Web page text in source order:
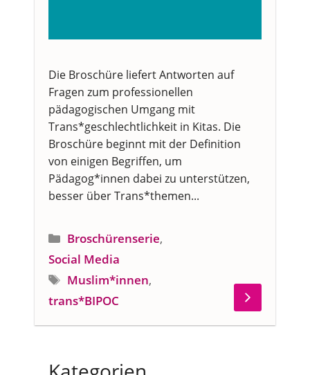
Die Broschüre liefert Antworten auf
Fragen zum professionellen
pädagogischen Umgang mit
Trans*geschlechtlichkeit in Kitas. Die
Broschüre beginnt mit der Definition
von einigen Begriffen, um
Pädagog*innen dabei zu unterstützen,
besser über Trans*themen...
Kategorien
Broschürenserie,
Social Media
Schlagwörter
Muslim*innen,
trans*BIPOC